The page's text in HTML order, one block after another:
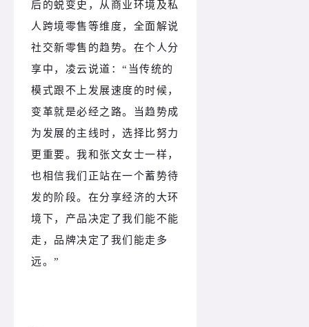
后的蜕变史，从商业环境及私
人跨境零售等维度，全面解说
社交新零售的趋势。在个人分
享中，凌云说道：“当传统的
模式跟不上发展速度的时候，
变革就是必经之路。当趋势成
为发展的主线时，选择比努力
更重要。我和张文女士一样，
也相信我们正站在一个蓄势待
发的阶段。在分享经济的大环
境下，产品决定了我们能不能
走，品牌决定了我们能走多
远。”